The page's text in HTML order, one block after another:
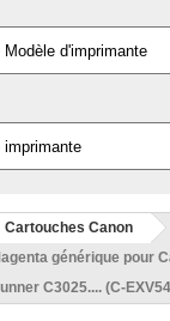
Cartouches Canon
générique pour
C3025.... (C-